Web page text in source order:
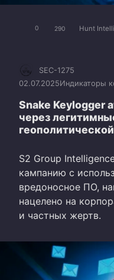
0 290 Hunt
SEC-1275
02.07.2025Индикаторы
Snake Keylogger
через
S2 Group
кампанию с
вредоносное ПО,
нацелено на
и частных жертв.